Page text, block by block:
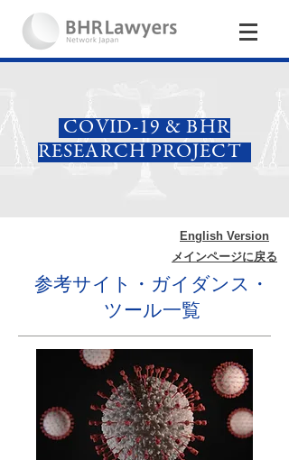
COVID-19 & BHR
RESEARCH PROJECT
English Version
メインページに戻る
参考サイト・ガイダンス・
ツール一覧